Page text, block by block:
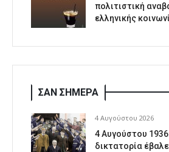
πολιτιστική
ελληνικής
ΣΑΝ ΣΗΜΕΡΑ
4 Αυγούστου 2026
4 Αυγούστου
δικτατορία